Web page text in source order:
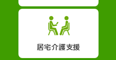
居宅介護支援